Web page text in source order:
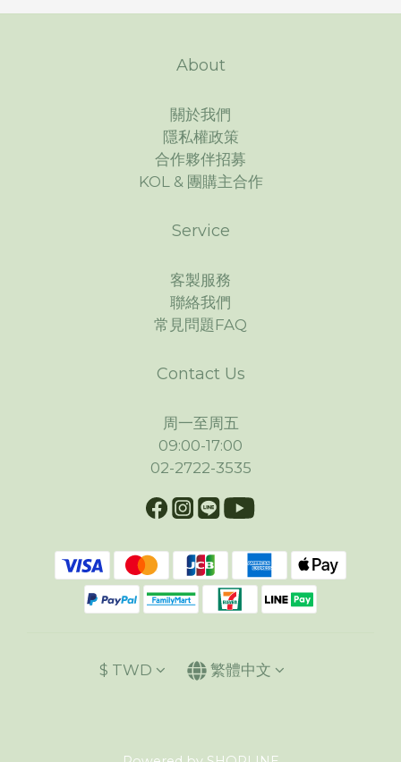
About
關於我們
隱私權政策
合作夥伴招募
KOL & 團購主合作
Service
客製服務
聯絡我們
常見問題FAQ
Contact Us
周一至周五
09:00-17:00
02-2722-3535
$ TWD 繁體中文